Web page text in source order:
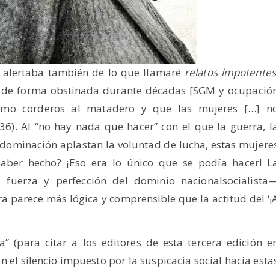
también de lo que llamaré relatos impotentes
forma obstinada durante décadas [SGM y
corderos al matadero y que las mujeres […]
Al “no hay nada que hacer” con el que la guerra,
aplastan la voluntad de lucha, estas
hecho? ¡Eso era lo único que se podía hacer!
y perfección del dominio
más lógica y comprensible que la actitud del
(para citar a los editores de esta tercera edición
el silencio impuesto por la suspicacia social hacia